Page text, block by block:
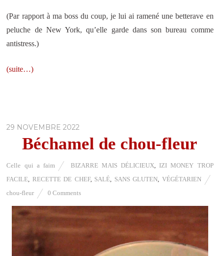
(Par rapport à ma boss du coup, je lui ai ramené une betterave en
peluche de New York, qu’elle garde dans son bureau comme
antistress.)
(suite…)
29 NOVEMBRE 2022
Béchamel de chou-fleur
Celle qui a faim BIZARRE MAIS DÉLICIEUX
IZI MONEY TROP
FACILE RECETTE DE CHEF, SALÉ SANS GLUTEN VÉGÉTARIEN
chou-fleur
0 Comments